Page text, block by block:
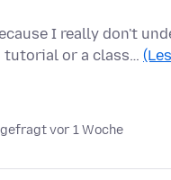
I really don't
tutorial or a class…
gefragt vor 1 Woche